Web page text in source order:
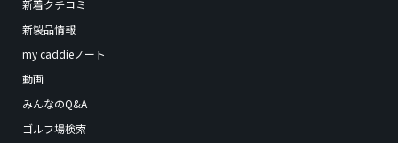
新着クチコミ
新製品情報
my caddieノート
動画
みんなのQ&A
ゴルフ場検索